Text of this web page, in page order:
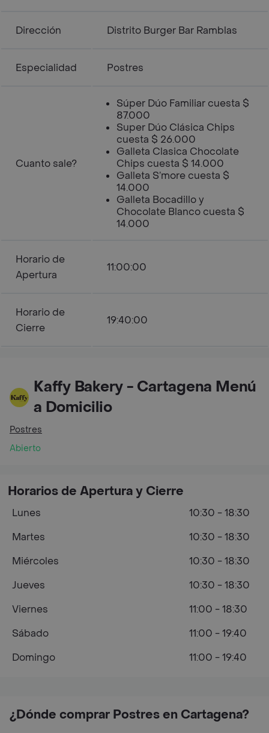
Dirección Distrito Burger Bar Ramblas
Especialidad Postres
Cuanto sale?
Súper Dúo Familiar cuesta $
87.000
Super Dúo Clásica Chips
cuesta $ 26.000
Galleta Clasica Chocolate
Chips cuesta $ 14.000
Galleta S’more cuesta $
14.000
Galleta Bocadillo y
Chocolate Blanco cuesta $
14.000
Horario de
Apertura
11:00:00
Horario de
Cierre
19:40:00
Kaffy Bakery - Cartagena Menú
a Domicilio
Postres
Abierto
¿Dónde comprar Postres en Cartagena?
Horarios de Apertura y Cierre
Lunes
10:30 - 18:30
Martes
10:30 - 18:30
Miércoles
10:30 - 18:30
Jueves
10:30 - 18:30
Viernes
11:00 - 18:30
Sábado
11:00 - 19:40
Domingo
11:00 - 19:40